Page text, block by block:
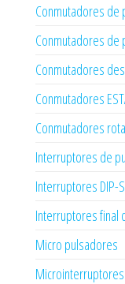
Conmutadores de
Conmutadores de
Conmutadores
Conmutadores
Conmutadores
Interruptores de
Interruptores DIP-
Interruptores final
Micro pulsadores
Microinterruptores